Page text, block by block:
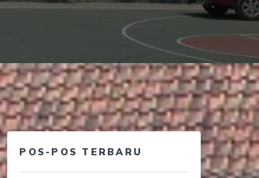
POS-POS TERBARU